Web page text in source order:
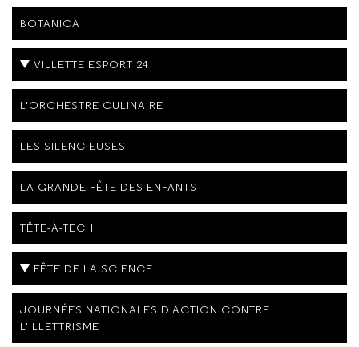
BOTANICA
VILLETTE ESPORT 24
L'ORCHESTRE CULINAIRE
LES SILENCIEUSES
LA GRANDE FÊTE DES ENFANTS
TÊTE-À-TECH
FÊTE DE LA SCIENCE
JOURNÉES NATIONALES D'ACTION CONTRE
L'ILLETTRISME